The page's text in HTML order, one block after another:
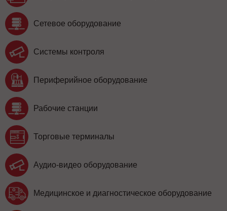
Сетевое оборудование
Системы контроля
Периферийное оборудование
Рабочие станции
Торговые терминалы
Аудио-видео оборудование
Медицинское и диагностическое оборудование